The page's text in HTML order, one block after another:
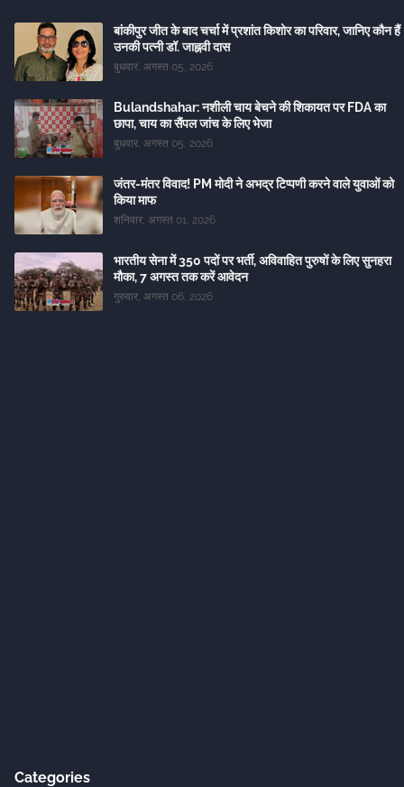
बांकीपुर जीत के बाद चर्चा में प्रशांत किशोर का परिवार, जानिए कौन हैं
उनकी पत्नी डॉ. जाह्नवी दास
बुधवार, अगस्त 05, 2026
Bulandshahar: नशीली चाय बेचने की शिकायत पर FDA का
छापा, चाय का सैंपल जांच के लिए भेजा
बुधवार, अगस्त 05, 2026
जंतर-मंतर विवाद! PM मोदी ने अभद्र टिप्पणी करने वाले युवाओं को
किया माफ
शनिवार, अगस्त 01, 2026
भारतीय सेना में 350 पदों पर भर्ती, अविवाहित पुरुषों के लिए सुनहरा
मौका, 7 अगस्त तक करें आवेदन
गुरुवार, अगस्त 06, 2026
Categories